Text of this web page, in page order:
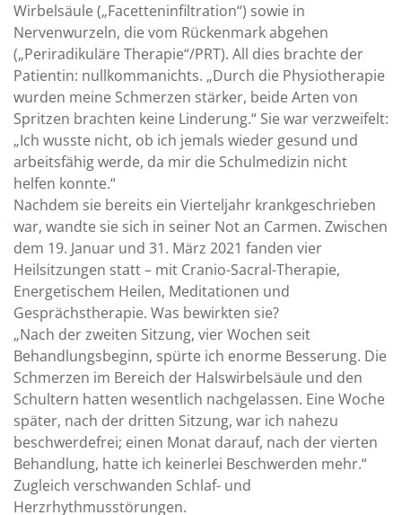
Wirbelsäule („Facetteninfiltration“) sowie in
Nervenwurzeln, die vom Rückenmark abgehen
(„Periradikuläre Therapie“/PRT). All dies brachte der
Patientin: nullkommanichts. „Durch die Physiotherapie
wurden meine Schmerzen stärker, beide Arten von
Spritzen brachten keine Linderung.“ Sie war verzweifelt:
„Ich wusste nicht, ob ich jemals wieder gesund und
arbeitsfähig werde, da mir die Schulmedizin nicht
helfen konnte.“
Nachdem sie bereits ein Vierteljahr krankgeschrieben
war, wandte sie sich in seiner Not an Carmen. Zwischen
dem 19. Januar und 31. März 2021 fanden vier
Heilsitzungen statt – mit Cranio-Sacral-Therapie,
Energetischem Heilen, Meditationen und
Gesprächstherapie. Was bewirkten sie?
„Nach der zweiten Sitzung, vier Wochen seit
Behandlungsbeginn, spürte ich enorme Besserung. Die
Schmerzen im Bereich der Halswirbelsäule und den
Schultern hatten wesentlich nachgelassen. Eine Woche
später, nach der dritten Sitzung, war ich nahezu
beschwerdefrei; einen Monat darauf, nach der vierten
Behandlung, hatte ich keinerlei Beschwerden mehr.“
Zugleich verschwanden Schlaf- und
Herzrhythmusstörungen.